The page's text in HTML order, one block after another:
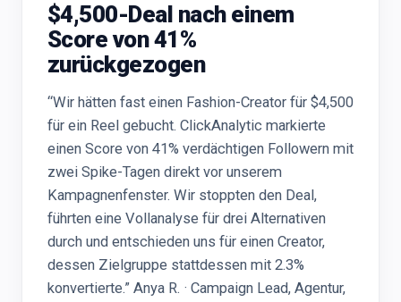
$4,500-Deal nach einem
Score von 41%
zurückgezogen
“Wir hätten fast einen Fashion-Creator für $4,500
für ein Reel gebucht. ClickAnalytic markierte
einen Score von 41% verdächtigen Followern mit
zwei Spike-Tagen direkt vor unserem
Kampagnenfenster. Wir stoppten den Deal,
führten eine Vollanalyse für drei Alternativen
durch und entschieden uns für einen Creator,
dessen Zielgruppe stattdessen mit 2.3%
konvertierte.” Anya R. · Campaign Lead, Agentur,